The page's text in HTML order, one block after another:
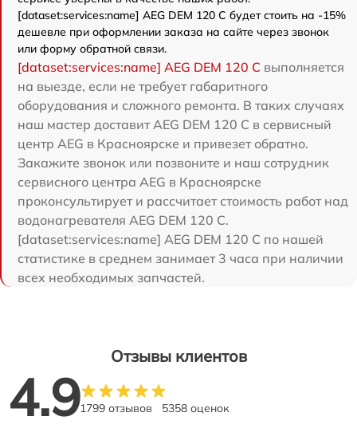
[dataset:services:name] AEG DEM 120 C будет стоить на -15%
дешевле при оформлении заказа на сайте через звонок
или форму обратной связи.
[dataset:services:name] AEG DEM 120 C выполняется
на выезде, если не требует габаритного
оборудования и сложного ремонта. В таких случаях
наш мастер доставит AEG DEM 120 C в сервисный
центр AEG в Красноярске и привезет обратно.
Закажите звонок или позвоните и наш сотрудник
сервисного центра AEG в Красноярске
проконсультирует и рассчитает стоимость работ над
водонагревателя AEG DEM 120 C.
[dataset:services:name] AEG DEM 120 C по нашей
статистике в среднем занимает 3 часа при наличии
всех необходимых запчастей.
Отзывы клиентов
4.91799 отзывов 5358 оценок